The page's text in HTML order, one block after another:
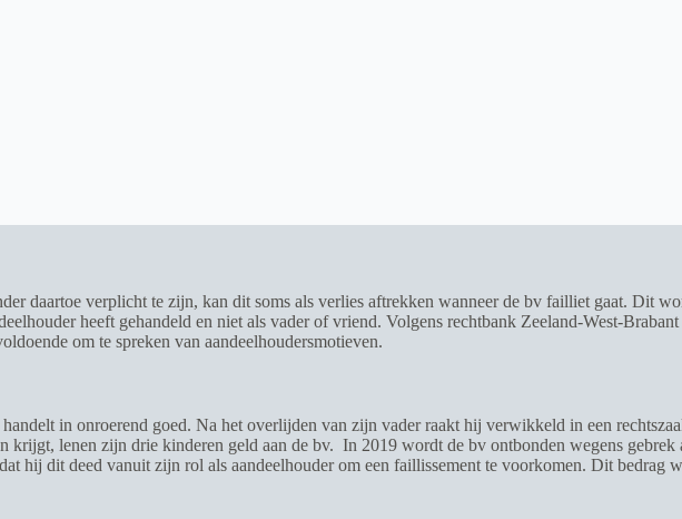
daartoe verplicht te zijn, kan dit soms als verlies aftrekken wanneer de bv failliet gaat. Dit
heeft gehandeld en niet als vader of vriend. Volgens rechtbank Zeeland-West-
om te spreken van aandeelhoudersmotieven.
in onroerend goed. Na het overlijden van zijn vader raakt hij verwikkeld in een
krijgt, lenen zijn drie kinderen geld aan de bv. In 2019 wordt de bv ontbonden wegens
hij dit deed vanuit zijn rol als aandeelhouder om een faillissement te voorkomen. Dit bedrag